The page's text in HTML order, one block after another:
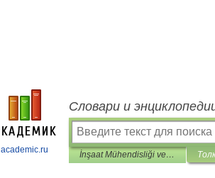
academic.ru
Словари и
İnşaat Mühendisliği ve Mimarlık Türkçe-Rusça Sözlük ve Rus-Türkçe Sözlük